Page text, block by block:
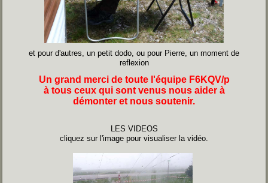
et pour d'autres, un petit dodo, ou pour Pierre, un moment de
reflexion
Un grand merci de toute l'équipe F6KQV/p
à tous ceux qui sont venus nous aider à
démonter et nous soutenir.
LES VIDEOS
cliquez sur l'image pour visualiser la vidéo.